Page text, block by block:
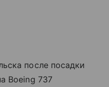
после посадки
Boeing 737